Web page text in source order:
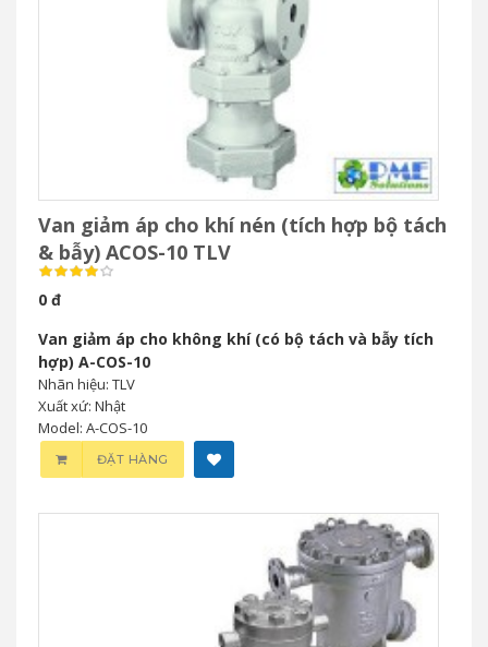
Van giảm áp cho khí nén (tích hợp bộ tách
& bẫy) ACOS-10 TLV
0 đ
Van giảm áp cho không khí (có bộ tách và bẫy tích
hợp) A-COS-10
Nhãn hiệu: TLV
Xuất xứ: Nhật
Model: A-COS-10
ĐẶT HÀNG